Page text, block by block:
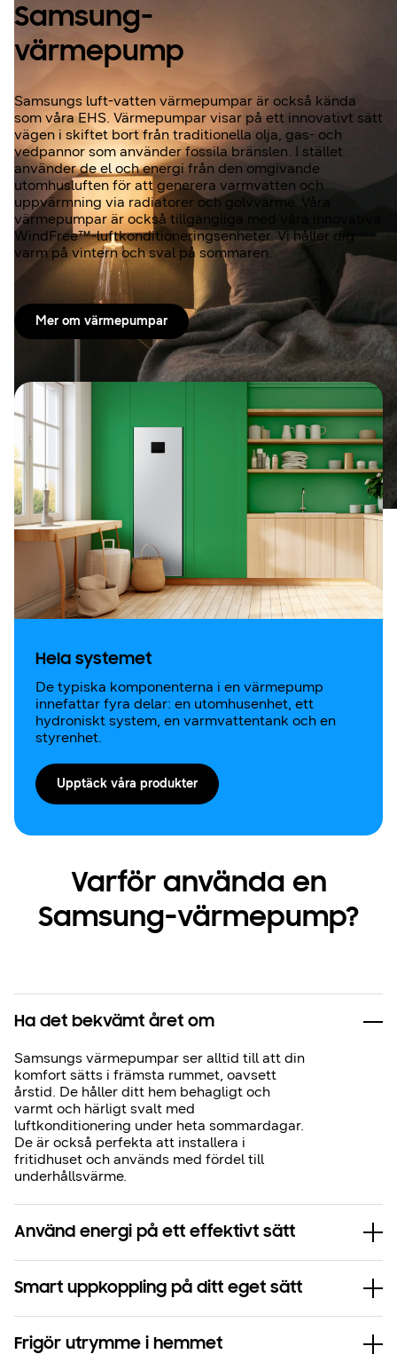
Samsung-
värmepump
Samsungs luft-vatten värmepumpar är också kända
som våra EHS. Värmepumpar visar på ett innovativt sätt
vägen i skiftet bort från traditionella olja, gas- och
vedpannor som använder fossila bränslen. I stället
använder de el och energi från den omgivande
utomhusluften för att generera varmvatten och
uppvärmning via radiatorer och golvvärme. Våra
värmepumpar är också tillgängliga med våra innovativa
WindFree™-luftkonditioneringsenheter. Vi håller dig
varm på vintern och sval på sommaren.
Mer om värmepumpar
Hela systemet
De typiska komponenterna i en värmepump
innefattar fyra delar: en utomhusenhet, ett
hydroniskt system, en varmvattentank och en
styrenhet.
Upptäck våra produkter
Varför använda en
Samsung-värmepump?
Ha det bekvämt året om
Samsungs värmepumpar ser alltid till att din
komfort sätts i främsta rummet, oavsett
årstid. De håller ditt hem behagligt och
varmt och härligt svalt med
luftkonditionering under heta sommardagar.
De är också perfekta att installera i
fritidhuset och används med fördel till
underhållsvärme.
Använd energi på ett effektivt sätt
Smart uppkoppling på ditt eget sätt
Frigör utrymme i hemmet